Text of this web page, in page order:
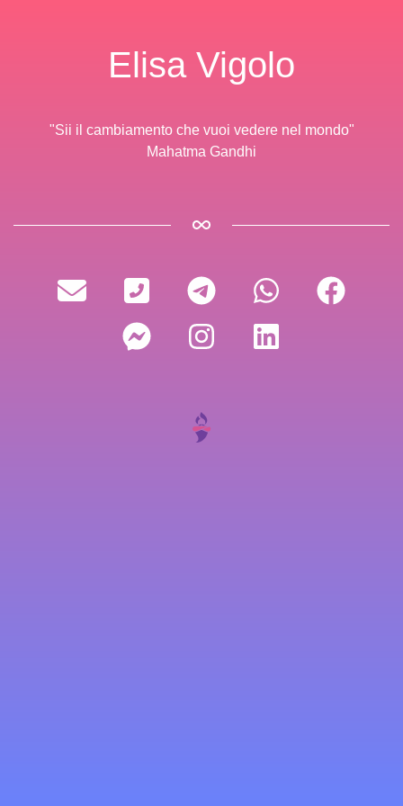
Elisa Vigolo
"Sii il cambiamento che vuoi vedere nel mondo"
Mahatma Gandhi